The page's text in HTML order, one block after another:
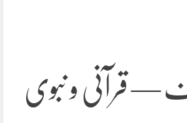
— قرآنی و نبوی